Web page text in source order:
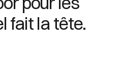
fait la tête.